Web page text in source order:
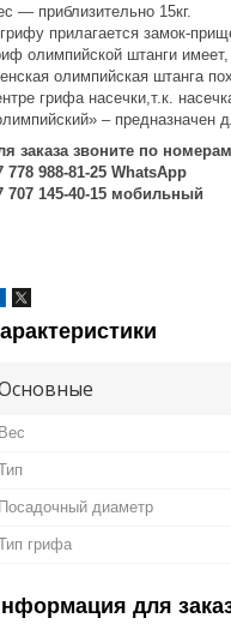
― приблизительно 15кг.
прилагается замок-
олимпийской штанги
олимпийская штанга
грифа насечки,т.к.
– предназначен
заказа звоните по
778 988-81-25 WhatsApp
707 145-40-15 мобильный
Вес
Посадочный диаметр
грифа
для